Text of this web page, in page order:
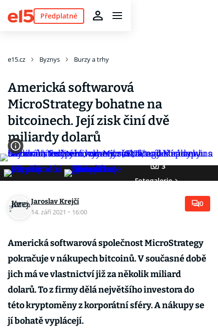
Předplatné
e15.cz Byznys Burzy a trhy
Americká softwarová
MicroStrategy bohatne na
bitcoinech. Její zisk činí dvě
miliardy dolarů
3
Fotogalerie
Jaroslav Krejčí
14. září 2021 · 16:00
0
Americká softwarová společnost MicroStrategy
pokračuje v nákupech bitcoinů. V současné době
jich má ve vlastnictví již za několik miliard
dolarů. To z firmy dělá největšího investora do
této kryptoměny z korporátní sféry. A nákupy se
jí bohatě vyplácejí.